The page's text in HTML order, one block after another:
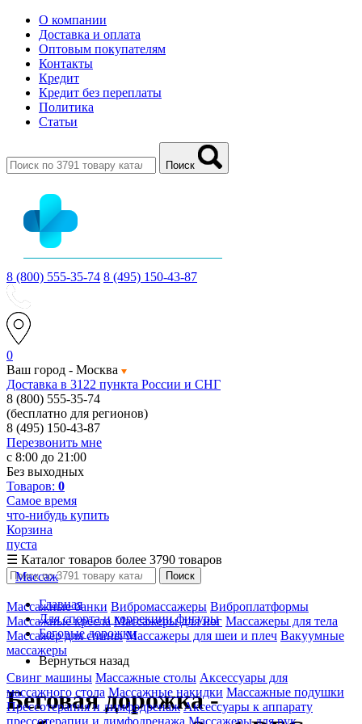
О компании
Доставка и оплата
Оптовым покупателям
Контакты
Кредит
Кредит без переплаты
Политика
Статьи
Поиск
8 (800) 555-35-74 8 (495) 150-43-87
0
Ваш город - Москва
Доставка в 3122 пункта России и СНГ
8 (800) 555-35-74
(бесплатно для регионов)
8 (495) 150-43-87
Перезвонить мне
с 8:00 до 21:00
Без выходных
Товаров: 0
Самое время
что-нибудь купить
Корзина
пуста
☰ Каталог товаров более 3790 товаров
Массаж
Массажные банки Вибромассажеры Виброплатформы
Массажные кресла Массажеры для ног Массажеры для тела
Массажер для спины Массажеры для шеи и плеч Вакуумные
массажеры
Свинг машины Массажные столы Аксессуары для
массажного стола Массажные накидки Массажные подушки
Прессотерапия и лимфодренаж Аксессуары к аппарату
прессотерапии и лимфодренажа Массажеры для рук
Поиск
Главная
Для спорта и коррекции фигуры
Беговые дорожки
Вернуться назад
Беговая дорожка -